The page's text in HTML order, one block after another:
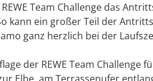
Team Challenge das
kann ein großer Teil der
ganz herzlich bei der
der REWE Team Challenge